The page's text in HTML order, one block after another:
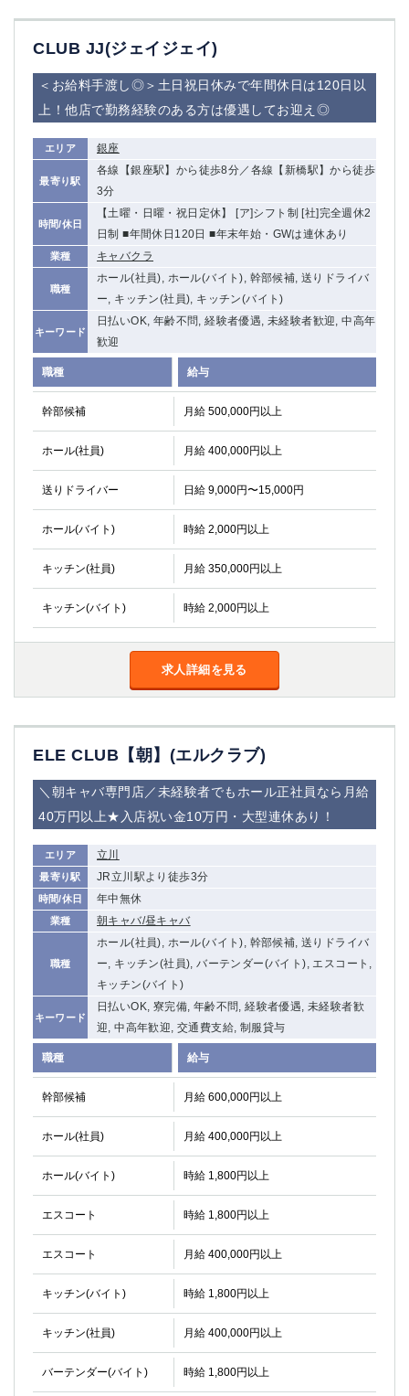
CLUB JJ(ジェイジェイ)
＜お給料手渡し◎＞土日祝日休みで年間休日は120日以
上！他店で勤務経験のある方は優遇してお迎え◎
エリア 銀座
最寄り駅
各線【銀座駅】から徒歩8分／各線【新橋駅】から徒歩
3分
時間/休日
【土曜・日曜・祝日定休】 [ア]シフト制 [社]完全週休2
日制 ■年間休日120日 ■年末年始・GWは連休あり
業種 キャバクラ
職種
ホール(社員), ホール(バイト), 幹部候補, 送りドライバ
ー, キッチン(社員), キッチン(バイト)
キーワード
日払いOK, 年齢不問, 経験者優遇, 未経験者歓迎, 中高年
歓迎
職種 給与
幹部候補 月給 500,000円以上
ホール(社員) 月給 400,000円以上
送りドライバー 日給 9,000円〜15,000円
ホール(バイト) 時給 2,000円以上
キッチン(社員) 月給 350,000円以上
キッチン(バイト) 時給 2,000円以上
求人詳細を見る
ELE CLUB【朝】(エルクラブ)
＼朝キャバ専門店／未経験者でもホール正社員なら月給
40万円以上★入店祝い金10万円・大型連休あり！
エリア 立川
最寄り駅 JR立川駅より徒歩3分
時間/休日 年中無休
業種 朝キャバ/昼キャバ
職種
ホール(社員), ホール(バイト), 幹部候補, 送りドライバ
ー, キッチン(社員), バーテンダー(バイト), エスコート,
キッチン(バイト)
キーワード
日払いOK, 寮完備, 年齢不問, 経験者優遇, 未経験者歓
迎, 中高年歓迎, 交通費支給, 制服貸与
職種 給与
幹部候補 月給 600,000円以上
ホール(社員) 月給 400,000円以上
ホール(バイト) 時給 1,800円以上
エスコート 時給 1,800円以上
エスコート 月給 400,000円以上
キッチン(バイト) 時給 1,800円以上
キッチン(社員) 月給 400,000円以上
バーテンダー(バイト) 時給 1,800円以上